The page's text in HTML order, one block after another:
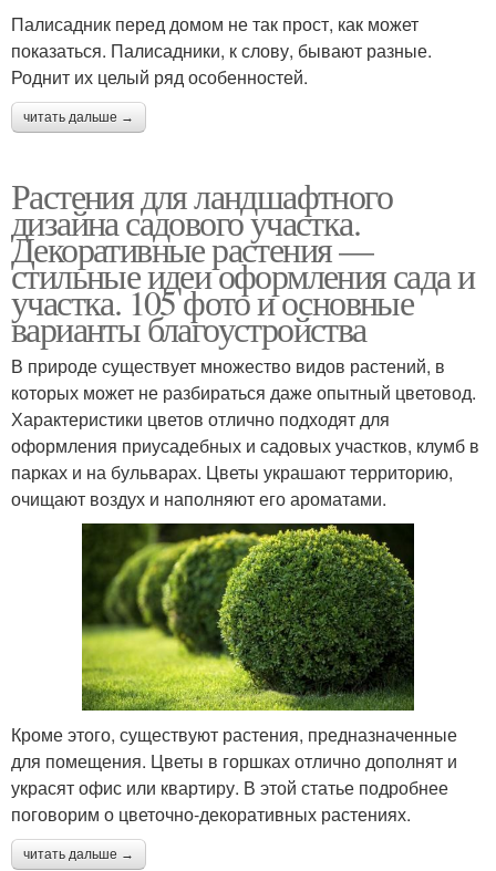
Палисадник перед домом не так прост, как может
показаться. Палисадники, к слову, бывают разные.
Роднит их целый ряд особенностей.
читать дальше →
Растения для ландшафтного
дизайна садового участка.
Декоративные растения —
стильные идеи оформления сада и
участка. 105 фото и основные
варианты благоустройства
В природе существует множество видов растений, в
которых может не разбираться даже опытный цветовод.
Характеристики цветов отлично подходят для
оформления приусадебных и садовых участков, клумб в
парках и на бульварах. Цветы украшают территорию,
очищают воздух и наполняют его ароматами.
Кроме этого, существуют растения, предназначенные
для помещения. Цветы в горшках отлично дополнят и
украсят офис или квартиру. В этой статье подробнее
поговорим о цветочно-декоративных растениях.
читать дальше →